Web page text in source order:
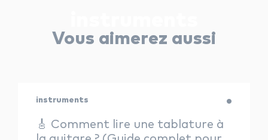
Vous aimerez aussi
instruments
🎸 Comment lire une tablature à